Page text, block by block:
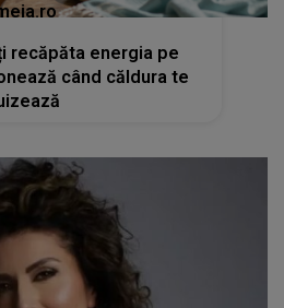
recăpăta energia pe
când căldura te